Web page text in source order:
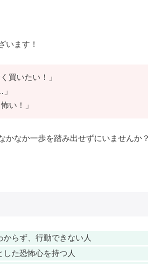
います！
買いたい！」
い！」
かなか一歩を踏み出せずにいませんか？
らず、行動できない人
た恐怖心を持つ人